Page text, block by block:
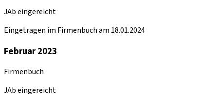
JAb eingereicht
Eingetragen im Firmenbuch am 18.01.2024
Februar 2023
Firmenbuch
JAb eingereicht